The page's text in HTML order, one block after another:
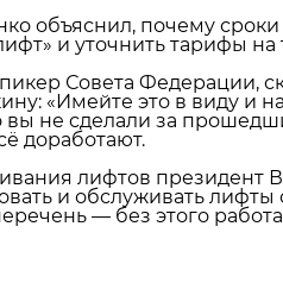
объяснил, почему
и уточнить тарифы на
Совета Федерации,
«Имейте это в виду и
вы не сделали за
доработают.
лифтов
и обслуживать
— без этого